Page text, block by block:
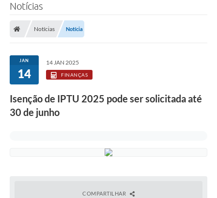
Licitações
Transparência
Concursos e Processos Seletivos
Inclusão e Acessibilidade
Notícias
Notícias Notícia
JAN
14
14 JAN 2025
FINANÇAS
Isenção de IPTU 2025 pode ser solicitada até
30 de junho
COMPARTILHAR